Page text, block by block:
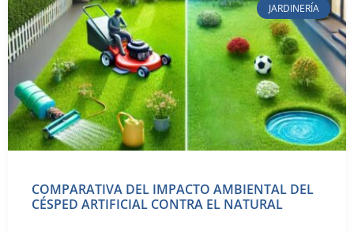
JARDINERÍA
COMPARATIVA DEL IMPACTO AMBIENTAL DEL
CÉSPED ARTIFICIAL CONTRA EL NATURAL